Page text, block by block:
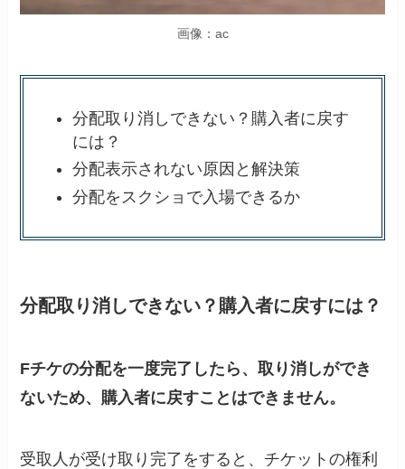
画像：ac
分配取り消しできない？購入者に戻す
には？
分配表示されない原因と解決策
分配をスクショで入場できるか
分配取り消しできない？購入者に戻すには？
Fチケの分配を一度完了したら、取り消しができ
ないため、購入者に戻すことはできません。
受取人が受け取り完了をすると、チケットの権利